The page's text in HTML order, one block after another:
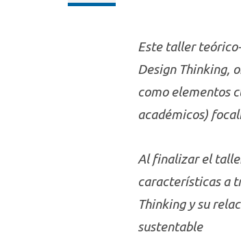
Este taller
Design Thinking,
como elementos
académicos)
Al finalizar el
características a
Thinking y su
sustentable